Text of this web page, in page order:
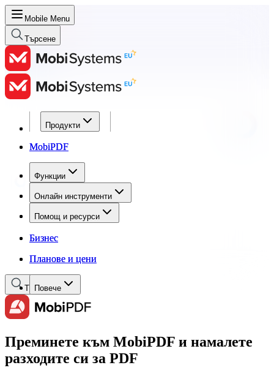
Mobile Menu
Търсене
Продукти
MobiPDF
Функции
Онлайн инструменти
Помощ и ресурси
Бизнес
Планове и цени
Повече
Продукти
MobiPDF
Функции
Онлайн инструменти
Помощ и ресурси
Бизнес
Планове и цени
Търсене
Преминете към MobiPDF и намалете
разходите си за PDF